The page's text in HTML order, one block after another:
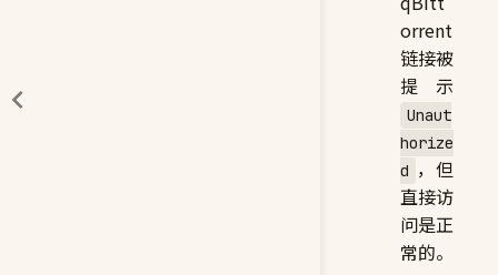
orrent
链接被
提示
Unaut
horize
d ，但
直接访
问是正
常的。